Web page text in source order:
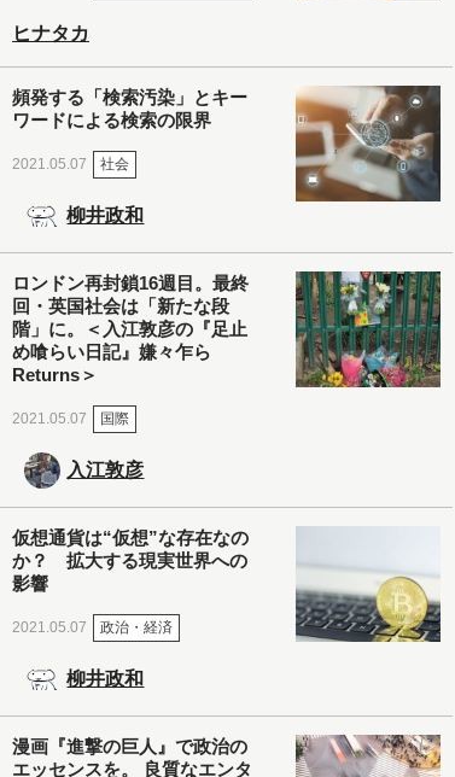
ヒナタカ
頻発する「検索汚染」とキー
ワードによる検索の限界
2021.05.07 社会
柳井政和
ロンドン再封鎖16週目。最終
回・英国社会は「新たな段
階」に。＜入江敦彦の『足止
め喰らい日記』嫌々乍ら
Returns＞
2021.05.07 国際
入江敦彦
仮想通貨は“仮想”な存在なの
か？ 拡大する現実世界への
影響
2021.05.07 政治・経済
柳井政和
漫画『進撃の巨人』で政治の
エッセンスを。 良質なエンタ